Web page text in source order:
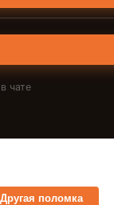
чате
Другая поломка